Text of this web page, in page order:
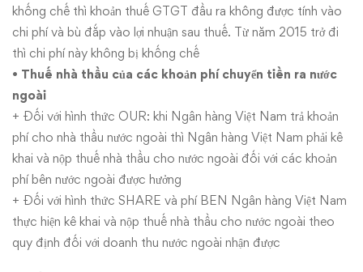
khống chế thì khoản thuế GTGT đầu ra không được tính vào
chi phí và bù đắp vào lợi nhuận sau thuế. Từ năm 2015 trở đi
thì chi phí này không bị khống chế
• Thuế nhà thầu của các khoản phí chuyển tiền ra nước
ngoài
+ Đối với hình thức OUR: khi Ngân hàng Việt Nam trả khoản
phí cho nhà thầu nước ngoài thì Ngân hàng Việt Nam phải kê
khai và nộp thuế nhà thầu cho nước ngoài đối với các khoản
phí bên nước ngoài được hưởng
+ Đối với hình thức SHARE và phí BEN Ngân hàng Việt Nam
thực hiện kê khai và nộp thuế nhà thầu cho nước ngoài theo
quy định đối với doanh thu nước ngoài nhận được